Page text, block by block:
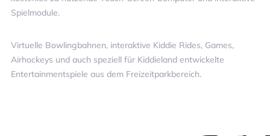
Spielmodule.
Virtuelle Bowlingbahnen, interaktive Kiddie Rides, Games,
Airhockeys und auch speziell für Kiddieland entwickelte
Entertainmentspiele aus dem Freizeitparkbereich.